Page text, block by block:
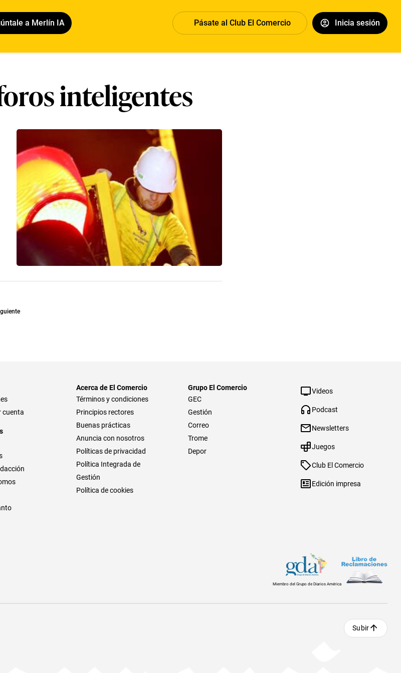
a Merlín IA Pásate al Club El Comercio Inicia sesión
inteligentes
cuenta
Acerca de El Comercio
Términos y condiciones
Principios rectores
Buenas prácticas
Anuncia con nosotros
Políticas de privacidad
Política Integrada de
Gestión
Política de cookies
Grupo El Comercio
GEC
Gestión
Correo
Trome
Depor
Videos
Podcast
Newsletters
Juegos
Club El Comercio
Edición impresa
Miembro del Grupo de Diarios América
Subir